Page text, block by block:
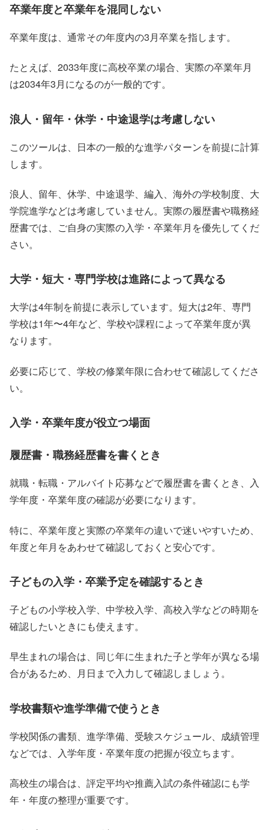
卒業年度と卒業年を混同しない
卒業年度は、通常その年度内の3月卒業を指します。
たとえば、2033年度に高校卒業の場合、実際の卒業年月
は2034年3月になるのが一般的です。
浪人・留年・休学・中途退学は考慮しない
このツールは、日本の一般的な進学パターンを前提に計算
します。
浪人、留年、休学、中途退学、編入、海外の学校制度、大
学院進学などは考慮していません。実際の履歴書や職務経
歴書では、ご自身の実際の入学・卒業年月を優先してくだ
さい。
大学・短大・専門学校は進路によって異なる
大学は4年制を前提に表示しています。短大は2年、専門
学校は1年〜4年など、学校や課程によって卒業年度が異
なります。
必要に応じて、学校の修業年限に合わせて確認してくださ
い。
入学・卒業年度が役立つ場面
履歴書・職務経歴書を書くとき
就職・転職・アルバイト応募などで履歴書を書くとき、入
学年度・卒業年度の確認が必要になります。
特に、卒業年度と実際の卒業年の違いで迷いやすいため、
年度と年月をあわせて確認しておくと安心です。
子どもの入学・卒業予定を確認するとき
子どもの小学校入学、中学校入学、高校入学などの時期を
確認したいときにも使えます。
早生まれの場合は、同じ年に生まれた子と学年が異なる場
合があるため、月日まで入力して確認しましょう。
学校書類や進学準備で使うとき
学校関係の書類、進学準備、受験スケジュール、成績管理
などでは、入学年度・卒業年度の把握が役立ちます。
高校生の場合は、評定平均や推薦入試の条件確認にも学
年・年度の整理が重要です。